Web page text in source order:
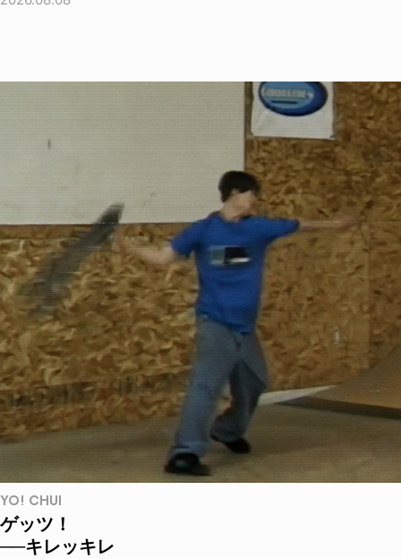
YO! CHUI
ゲッツ！
──キレッキレ